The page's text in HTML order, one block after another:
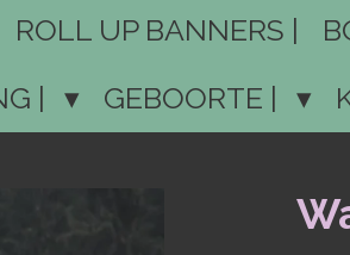
ROLL UP BANNERS |
|
GEBOORTE |